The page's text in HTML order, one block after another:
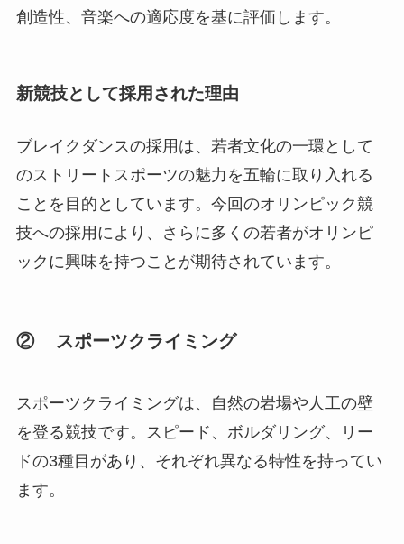
創造性、音楽への適応度を基に評価します。
新競技として採用された理由
ブレイクダンスの採用は、若者文化の一環として
のストリートスポーツの魅力を五輪に取り入れる
ことを目的としています。今回のオリンピック競
技への採用により、さらに多くの若者がオリンピ
ックに興味を持つことが期待されています。
② スポーツクライミング
スポーツクライミングは、自然の岩場や人工の壁
を登る競技です。スピード、ボルダリング、リー
ドの3種目があり、それぞれ異なる特性を持ってい
ます。